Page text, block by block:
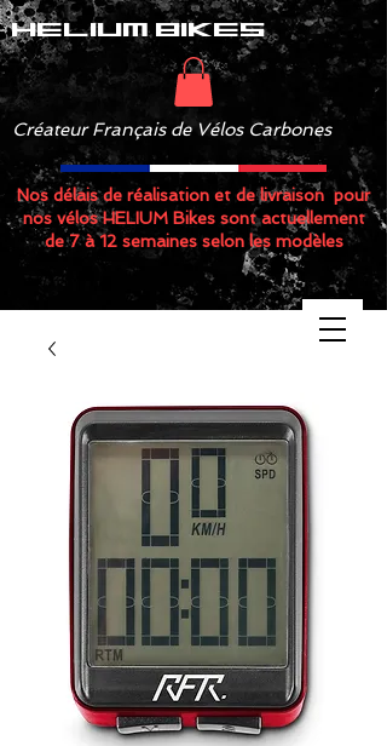
helium bikes
Créateur Français de Vélos Carbones
Nos délais de réalisation et de livraison pour
nos vélos HELIUM Bikes sont actuellement
de 7 à 12 semaines selon les modèles